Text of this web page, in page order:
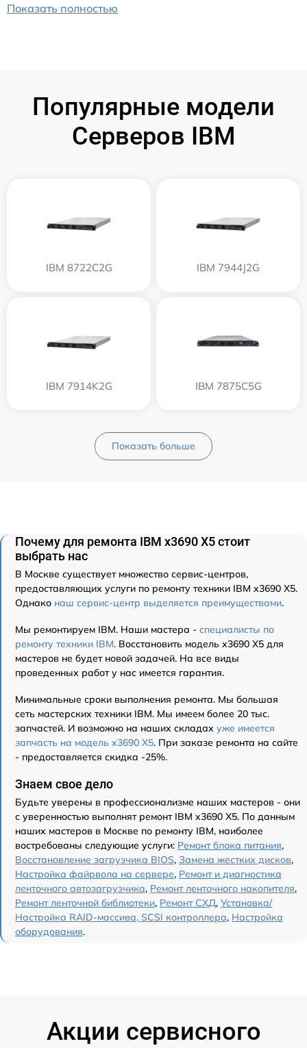
Показать полностью
Популярные модели
Серверов IBM
IBM 8722C2G IBM 7944J2G
IBM 7914K2G IBM 7875C5G
Показать больше
Почему для ремонта IBM x3690 X5 стоит
выбрать нас
В Москве существует множество сервис-центров,
предоставляющих услуги по ремонту техники IBM x3690 X5.
Однако наш сервис-центр выделяется преимуществами.
Мы ремонтируем IBM. Наши мастера - специалисты по
ремонту техники IBM. Восстановить модель x3690 X5 для
мастеров не будет новой задачей. На все виды
проведенных работ у нас имеется гарантия.
Минимальные сроки выполнения ремонта. Мы большая
сеть мастерских техники IBM. Мы имеем более 20 тыс.
запчастей. И возможно на наших складах уже имеется
запчасть на модель x3690 X5. При заказе ремонта на сайте
- предоставляется скидка -25%.
Знаем свое дело
Будьте уверены в профессионализме наших мастеров - они
с уверенностью выполнят ремонт IBM x3690 X5. По данным
наших мастеров в Москве по ремонту IBM, наиболее
востребованы следующие услуги: Ремонт блока питания,
Восстановление загрузчика BIOS, Замена жестких дисков,
Настройка файрвола на сервере, Ремонт и диагностика
ленточного автозагрузчика, Ремонт ленточного накопителя,
Ремонт ленточной библиотеки, Ремонт СХД, Установка/
Настройка RAID-массива, SCSI контроллера, Настройка
оборудования.
Акции сервисного